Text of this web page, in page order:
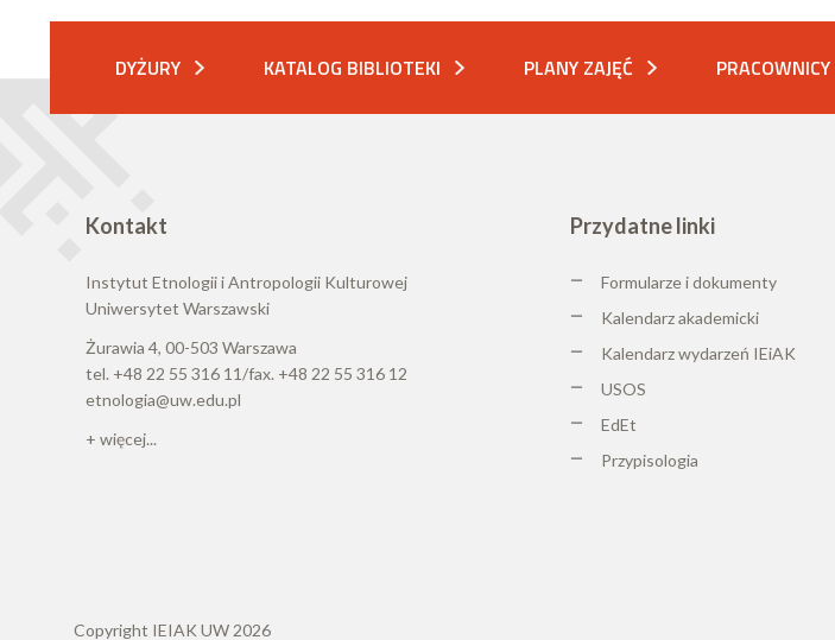
DYŻURY KATALOG BIBLIOTEKI PLANY ZAJĘĆ PRACOWNICY
Kontakt
Instytut Etnologii i Antropologii Kulturowej
Uniwersytet Warszawski
Żurawia 4, 00-503 Warszawa
tel. +48 22 55 316 11/fax. +48 22 55 316 12
etnologia@uw.edu.pl
+ więcej...
Przydatne linki
Formularze i dokumenty
Kalendarz akademicki
Kalendarz wydarzeń IEiAK
USOS
EdEt
Przypisologia
Copyright IEIAK UW 2026